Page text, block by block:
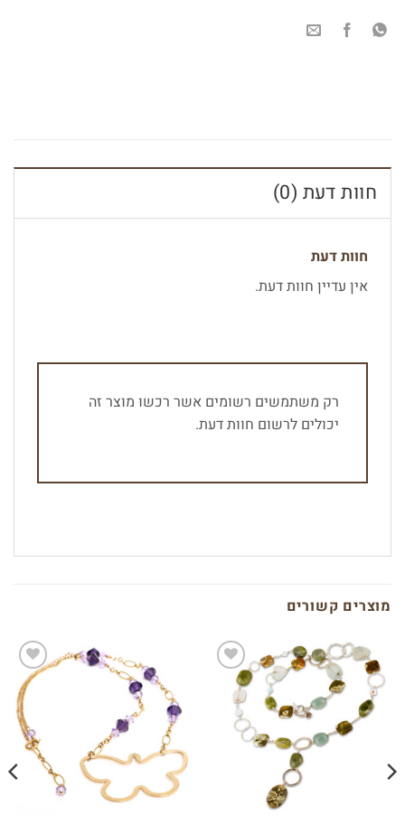
חוות דעת (0)
חוות דעת
אין עדיין חוות דעת.
רק משתמשים רשומים אשר רכשו מוצר זה
יכולים לרשום חוות דעת.
מוצרים קשורים
הוסף
לרשימת
המשאלות
הוסף
לרשימת
המשאלות